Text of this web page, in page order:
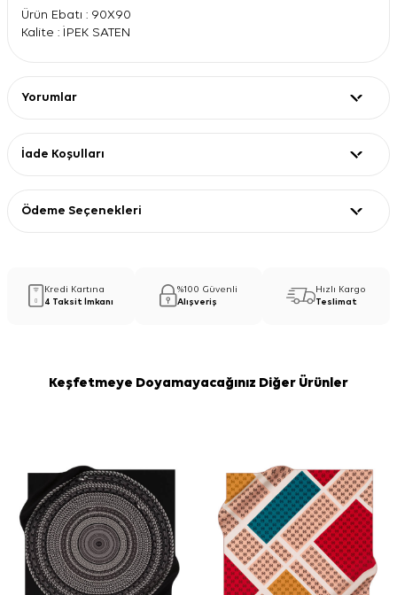
Ürün Ebatı : 90X90
Kalite : İPEK SATEN
Yorumlar
İade Koşulları
Ödeme Seçenekleri
Kredi Kartına
4 Taksit İmkanı
%100 Güvenli
Alışveriş
Hızlı Kargo
Teslimat
Keşfetmeye Doyamayacağınız Diğer Ürünler